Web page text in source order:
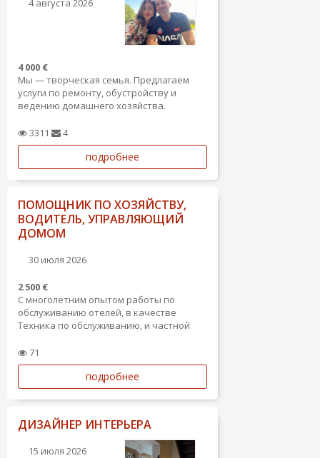
4 августа 2026
4 000 €
​Мы — творческая семья. Предлагаем
услуги по ремонту, обустройству и
ведению домашнего хозяйства.
​Занимаемся ремонтом и флиппингом
квартир и домов.
​Декорируем и красим старую мебель.
​Выполняем любые технические
работы...
3311 4
подробнее
ПОМОЩНИК ПО ХОЗЯЙСТВУ,
ВОДИТЕЛЬ, УПРАВЛЯЮЩИЙ
ДОМОМ
30 июля 2026
2 500 €
С многолетним опытом работы по
обслуживанию отелей, в качестве
Техника по обслуживанию, и частной
71
подробнее
ДИЗАЙНЕР ИНТЕРЬЕРА
15 июля 2026